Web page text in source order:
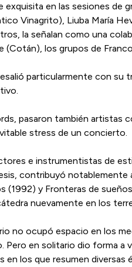
exquisita en las sesiones de
Vinagrito), Liuba María
la señalan como una
(Cotán), los grupos de
particularmente con su
pasaron también artistas
stress de un concierto.
e ins­trumentistas de
contribuyó notablemen­te
(1992) y Fron­teras de
nuevamente en los
no ocupó espacio en los
Pero en solitario dio forma a
en los que resumen